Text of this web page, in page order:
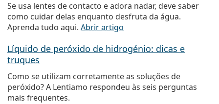
Se usa lentes de contacto e adora nadar, deve saber
como cuidar delas enquanto desfruta da água.
Aprenda tudo aqui. Abrir artigo
Líquido de peróxido de hidrogénio: dicas e
truques
Como se utilizam corretamente as soluções de
peróxido? A Lentiamo respondeu às seis perguntas
mais frequentes.